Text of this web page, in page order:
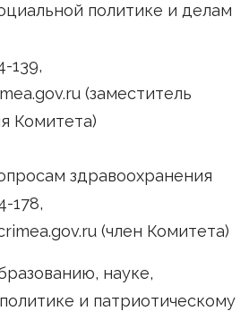
политике и делам
139,
(заместитель
Комитета)
здравоохранения
178,
(член Комитета)
науке,
и патриотическому